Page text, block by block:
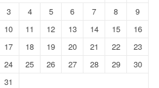
3
4 5 6 7 8
9
10
11 12 13 14 15
16
17
18 19 20 21 22
23
24
25 26 27 28 29
30
31